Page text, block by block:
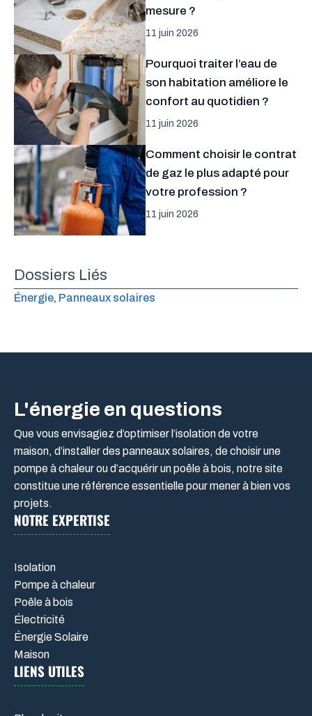
mesure ?
11 juin 2026
Pourquoi traiter l’eau de
son habitation améliore le
confort au quotidien ?
11 juin 2026
Comment choisir le contrat
de gaz le plus adapté pour
votre profession ?
11 juin 2026
Dossiers Liés
Énergie, Panneaux solaires
L'énergie en questions
Que vous envisagiez d’optimiser l’isolation de votre
maison, d’installer des panneaux solaires, de choisir une
pompe à chaleur ou d’acquérir un poêle à bois, notre site
constitue une référence essentielle pour mener à bien vos
projets.
NOTRE EXPERTISE
Isolation
Pompe à chaleur
Poêle à bois
Électricité
Énergie Solaire
Maison
LIENS UTILES